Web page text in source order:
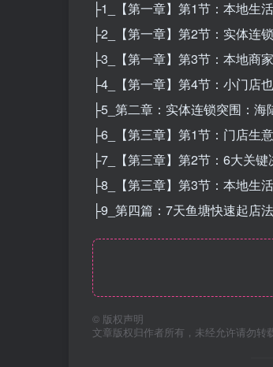
├1_【第一章】第1节：本地生
├2_【第一章】第2节：实体连
├3_【第一章】第3节：本地商
├4_【第一章】第4节：小门店
├5_第二章：实体连锁突围：海
├6_【第三章】第1节：门店生
├7_【第三章】第2节：6大关
├8_【第三章】第3节：本地生
├9_第四篇：7天鱼塘快速起店
© 版权声明
文章版权归作者所有，未经允许请勿转载